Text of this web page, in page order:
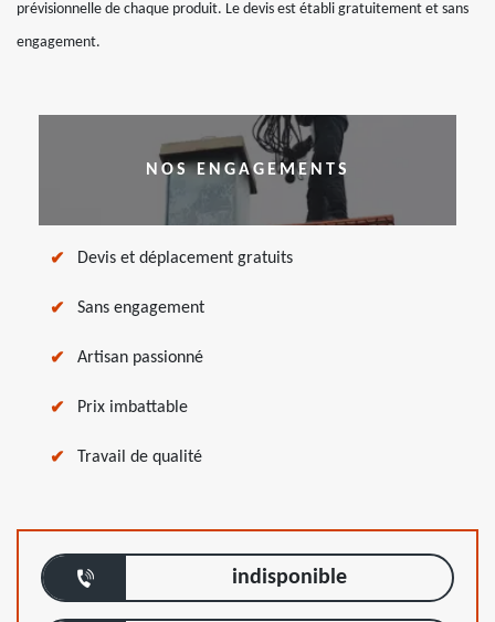
prévisionnelle de chaque produit. Le devis est établi gratuitement et sans
engagement.
NOS ENGAGEMENTS
Devis et déplacement gratuits
Sans engagement
Artisan passionné
Prix imbattable
Travail de qualité
indisponible